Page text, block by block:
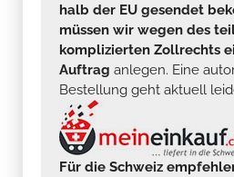
halb der EU gesendet
müssen wir wegen des
komplizierten Zollrechts
Auftrag anlegen. Eine
Bestellung geht aktuell
Für die Schweiz